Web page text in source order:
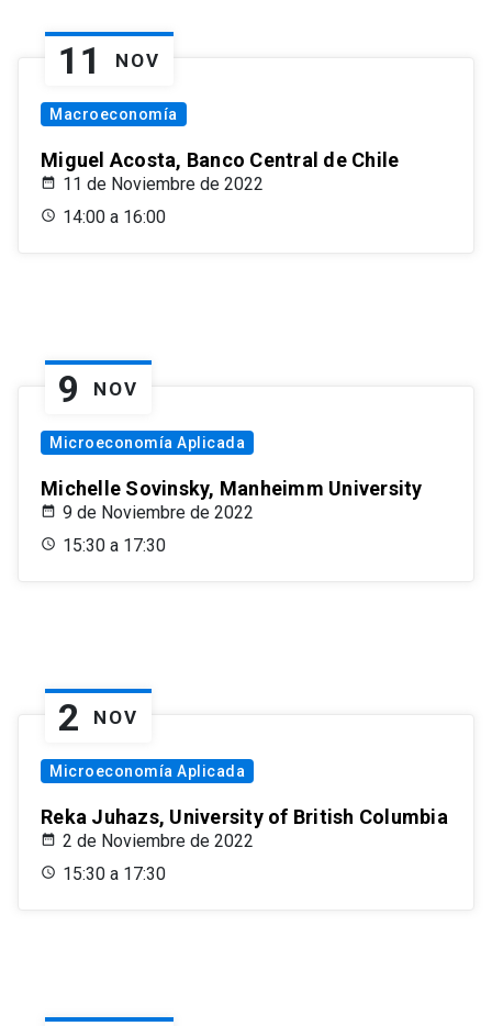
11 NOV
Macroeconomía
Miguel Acosta, Banco Central de Chile
11 de Noviembre de 2022
14:00 a 16:00
9 NOV
Microeconomía Aplicada
Michelle Sovinsky, Manheimm University
9 de Noviembre de 2022
15:30 a 17:30
2 NOV
Microeconomía Aplicada
Reka Juhazs, University of British Columbia
2 de Noviembre de 2022
15:30 a 17:30